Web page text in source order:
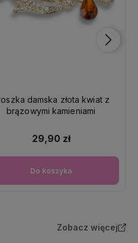
damska złota kwiat z
brązowymi kamieniami
29,90 zł
Do koszyka
Zobacz więcej